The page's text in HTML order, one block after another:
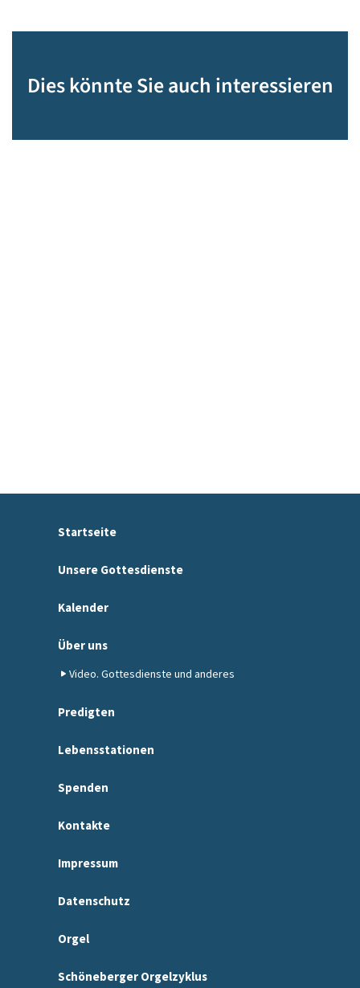
Dies könnte Sie auch interessieren
Startseite
Unsere Gottesdienste
Kalender
Über uns
Video. Gottesdienste und anderes
Predigten
Lebensstationen
Spenden
Kontakte
Impressum
Datenschutz
Orgel
Schöneberger Orgelzyklus